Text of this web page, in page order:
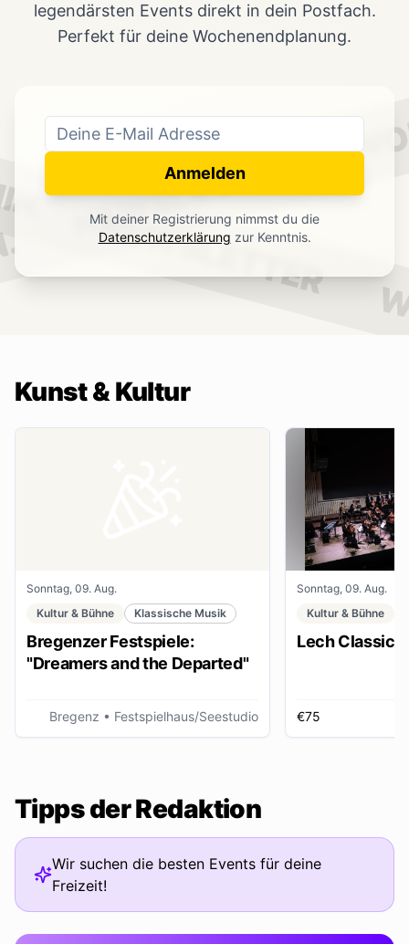
NEWSLETTER
NEWSLETTER
legendärsten Events direkt in dein Postfach.
Perfekt für deine Wochenendplanung.
Anmelden
Mit deiner Registrierung nimmst du die
Datenschutzerklärung zur Kenntnis.
Kunst & Kultur
Sonntag, 09. Aug.
Kultur & Bühne
Klassische Musik
Bregenzer Festspiele:
"Dreamers and the Departed"
Bregenz • Festspielhaus/Seestudio
Sonntag, 09. Aug.
Kultur & Bühne
Lech Classic
€75
Tipps der Redaktion
Wir suchen die besten Events für deine
Freizeit!